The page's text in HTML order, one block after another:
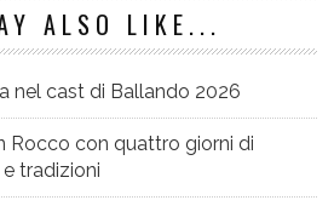
ALSO LIKE...
nel cast di Ballando 2026
Rocco con quattro giorni di
tradizioni